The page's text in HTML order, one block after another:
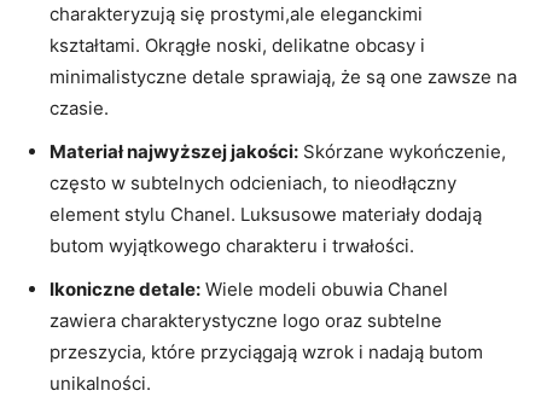
charakteryzują się prostymi,ale eleganckimi
kształtami. Okrągłe noski, delikatne obcasy i
minimalistyczne detale sprawiają, że są one zawsze na
czasie.
Materiał najwyższej jakości: Skórzane wykończenie,
często w subtelnych odcieniach, to nieodłączny
element stylu Chanel. Luksusowe materiały dodają
butom wyjątkowego charakteru i trwałości.
Ikoniczne detale: Wiele modeli obuwia Chanel
zawiera charakterystyczne logo oraz subtelne
przeszycia, które przyciągają wzrok i nadają butom
unikalności.